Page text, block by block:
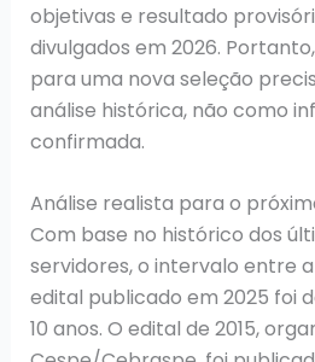
objetivas e resultado
divulgados em 2026.
para uma nova seleção
análise histórica, não como
confirmada.
Análise realista para o
Com base no histórico dos
servidores, o intervalo entre a
edital publicado em 2025 foi
10 anos. O edital de 2015,